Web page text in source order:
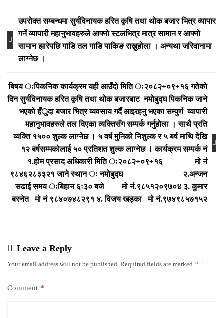
छ
।
Post
navigation
उपरोक्त सम्बन्धमा सुर्यविनायक हरित कृषि तथा थोक बजार भित्र व्यापार
गर्ने व्यापारी महानुभावहरुले आफ्नो स्टलभित्र मात्र सामान र आफ्नो
सामान झारेपछि गाडि तल गाडि पाकिङ राख्नुहोला । अन्यथा जरिवानामा
लाग्नेछ ।
बिषय ःपिकनिक कार्यक्रम यही आउँदो मिति ः२०८२÷०९÷१६ गतेको
दिन सुर्यविनायक हरित कृषि तथा थोक बजारबाट नमोबुद्घ पिकनिक जाने
भएको हँुदा बजार भित्र व्यवसाय गर्दै आइरहनु भएका सम्पुर्ण व्यापारी
महानुभावहरुले तल दिएका व्यक्तिसँग सम्पर्क गर्नुहोला । साथै प्रति
व्यक्ति १५०० शुल्क लाग्नेछ । ५ वर्ष मुनिको निशुल्क र ५ बर्ष माथि देखि
१२ बर्षसम्मकोलाई ५० प्रतिशत शुल्क लाग्नेछ । कार्यक्रम सम्पर्क नं
१.होम प्रसाद अधिकारी मिति ः२०८२÷०९÷१६ मो नं
९८४६२८३३२१ जाने स्थान ः नमोबुद्घ २.अन्जन
सढाई समय ःबिहान ६ः३० बजे मो नं.९८५१२०९७०४ ३. कुमार
बस्नेत मो नं ९८४०७४८२९१ ४. विजय खड्का मो नं.९७४९८५७१५२
Leave a Reply
Your email address will not be published. Required fields are marked *
Comment *